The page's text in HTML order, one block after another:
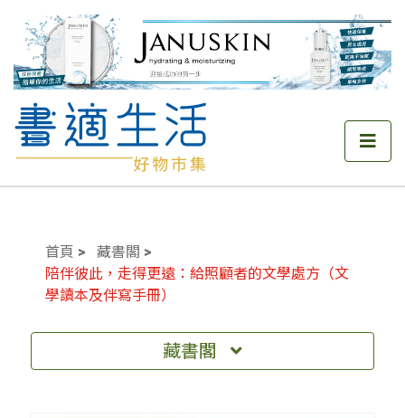
首頁
藏書閣
陪伴彼此，走得更遠：給照顧者的文學處方（文
學讀本及伴寫手冊）
藏書閣